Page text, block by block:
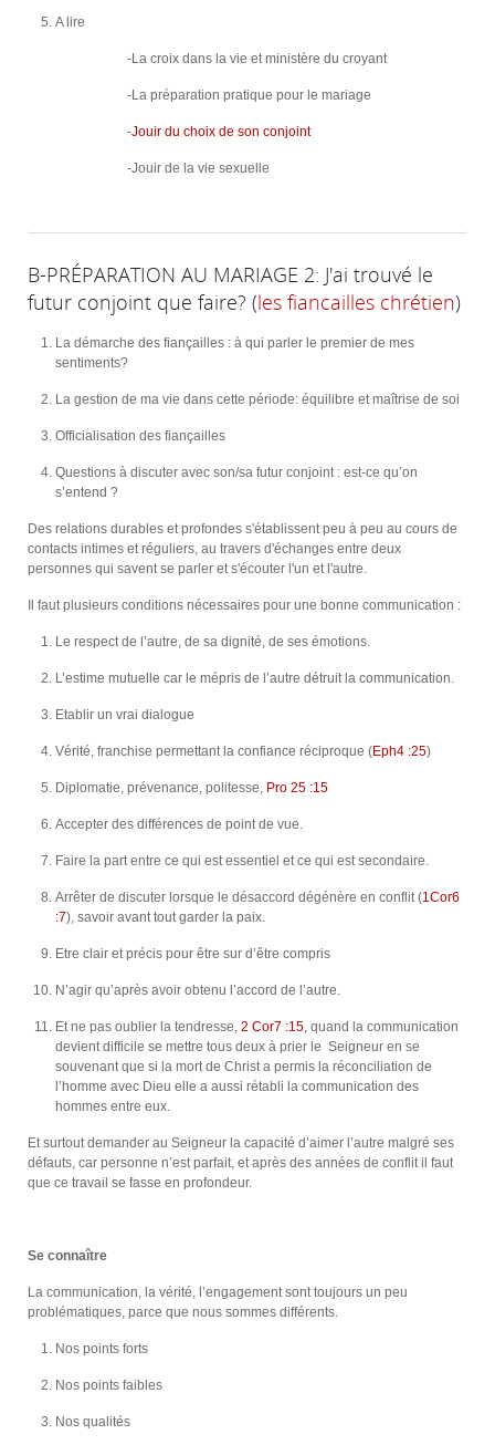
A lire
-La croix dans la vie et ministère du croyant
-La préparation pratique pour le mariage
-Jouir du choix de son conjoint
-Jouir de la vie sexuelle
B-PRÉPARATION AU MARIAGE 2: J'ai trouvé le
futur conjoint que faire? (les fiancailles chrétien)
La démarche des fiançailles : à qui parler le premier de mes
sentiments?
La gestion de ma vie dans cette période: équilibre et maîtrise de soi
Officialisation des fiançailles
Questions à discuter avec son/sa futur conjoint : est-ce qu’on
s’entend ?
Des relations durables et profondes s'établissent peu à peu au cours de
contacts intimes et réguliers, au travers d'échanges entre deux
personnes qui savent se parler et s'écouter l'un et l'autre.
Il faut plusieurs conditions nécessaires pour une bonne communication :
Le respect de l’autre, de sa dignité, de ses émotions.
L’estime mutuelle car le mépris de l’autre détruit la communication.
Etablir un vrai dialogue
Vérité, franchise permettant la confiance réciproque (Eph4 :25)
Diplomatie, prévenance, politesse, Pro 25 :15
Accepter des différences de point de vue.
Faire la part entre ce qui est essentiel et ce qui est secondaire.
Arrêter de discuter lorsque le désaccord dégénère en conflit (1Cor6
:7), savoir avant tout garder la paix.
Etre clair et précis pour être sur d’être compris
N’agir qu’après avoir obtenu l’accord de l’autre.
Et ne pas oublier la tendresse, 2 Cor7 :15, quand la communication
devient difficile se mettre tous deux à prier le Seigneur en se
souvenant que si la mort de Christ a permis la réconciliation de
l’homme avec Dieu elle a aussi rétabli la communication des
hommes entre eux.
Et surtout demander au Seigneur la capacité d’aimer l’autre malgré ses
défauts, car personne n’est parfait, et après des années de conflit il faut
que ce travail se fasse en profondeur.
Se connaître
La communication, la vérité, l’engagement sont toujours un peu
problématiques, parce que nous sommes différents.
Nos points forts
Nos points faibles
Nos qualités